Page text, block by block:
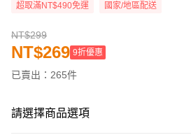
超取滿NT$490免運 國家/地區配送
NT$299
NT$269 9折優惠
已賣出：265件
請選擇商品選項